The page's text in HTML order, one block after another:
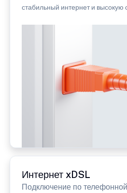
стабильный интернет и высокую
Интернет xDSL
Подключение по